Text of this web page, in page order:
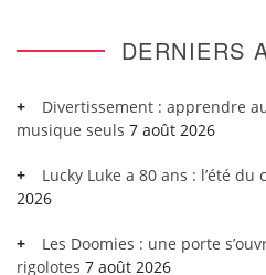
DERNIERS
Divertissement : apprendre
musique seuls 7 août 2026
Lucky Luke a 80 ans : l’été
2026
Les Doomies : une porte
rigolotes 7 août 2026